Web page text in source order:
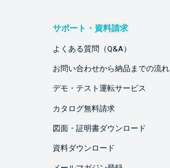
サポート・資料請求
よくある質問（Q&A）
お問い合わせから納品までの流れ
デモ・テスト運転サービス
カタログ無料請求
図面・証明書ダウンロード
資料ダウンロード